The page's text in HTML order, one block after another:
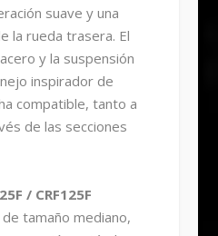
suave y una
la rueda trasera. El
y la suspensión
inspirador de
compatible, tanto a
de las secciones
/ CRF125F
de tamaño mediano,